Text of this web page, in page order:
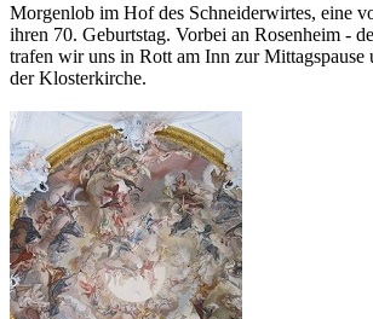
Morgenlob im Hof des Schneiderwirtes, eine
ihren 70. Geburtstag. Vorbei an Rosenheim -
trafen wir uns in Rott am Inn zur Mittagspause
der Klosterkirche.